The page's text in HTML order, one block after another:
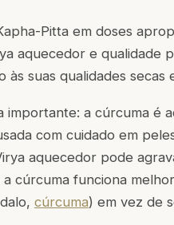
Pitta em doses
aquecedor e qualidade
suas qualidades secas
importante: a cúrcuma é
com cuidado em
aquecedor pode
cúrcuma funciona
cúrcuma) em vez de